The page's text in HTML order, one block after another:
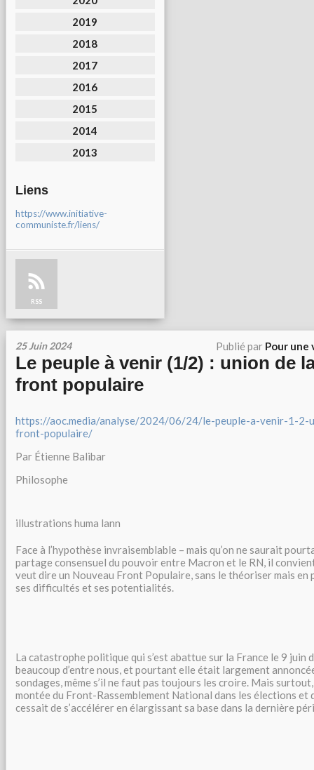
2019
2018
2017
2016
2015
2014
2013
Liens
https://www.initiative-
communiste.fr/liens/
RSS
25 Juin 2024 Publié par Pour une
Le peuple à venir (1/2) : union de
front populaire
https://aoc.media/analyse/2024/06/24/le-peuple-a-venir-1-2-
front-populaire/
Par Étienne Balibar
Philosophe
illustrations huma lann
Face à l’hypothèse invraisemblable – mais qu’on ne saurait
partage consensuel du pouvoir entre Macron et le RN, il
veut dire un Nouveau Front Populaire, sans le théoriser mais
ses difficultés et ses potentialités.
La catastrophe politique qui s’est abattue sur la France le 9 juin
beaucoup d’entre nous, et pourtant elle était largement
sondages, même s’il ne faut pas toujours les croire. Mais
montée du Front-Rassemblement National dans les élections et
cessait de s’accélérer en élargissant sa base dans la dernière